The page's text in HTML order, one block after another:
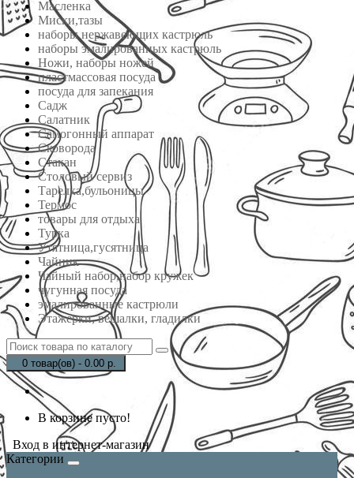
Масленка
Миски,тазы
наборы нержавеющих кастрюль
наборы эмалированных кастрюль
Ножи, наборы ножей
пластмассовая посуда
посуда для запекания
Садж
Салатник
Самогонный аппарат
Сковорода
Стакан
Столовый сервиз
Тарелка,бульоницы
Термос
товары для отдыха
Турка
Утятница,гусятница
Чайник
Чайный набор,набор кружек
чугунная посуда
эмалированные кастрюли
Этажерки, вешалки, гладилки
0 товар(ов) - 0.00 р.
В корзине пусто!
Вход в интернет-магазин
Категории